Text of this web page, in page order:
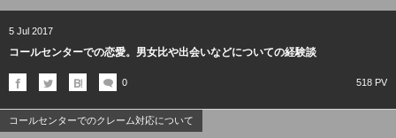
5 Jul 2017
コールセンターでの恋愛。男女比や出会いなどについての経験談
0 518 PV
コールセンターでのクレーム対応について